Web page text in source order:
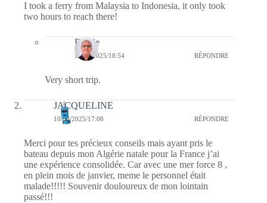
I took a ferry from Malaysia to Indonesia, it only took
two hours to reach there!
Bernie
17/03/2025/18:54 RÉPONDRE
Very short trip.
JACQUELINE
10/03/2025/17:08 RÉPONDRE
Merci pour tes précieux conseils mais ayant pris le
bateau depuis mon Algérie natale pour la France j’ai
une expérience consolidée. Car avec une mer force 8 ,
en plein mois de janvier, meme le personnel était
malade!!!!! Souvenir douloureux de mon lointain
passé!!!